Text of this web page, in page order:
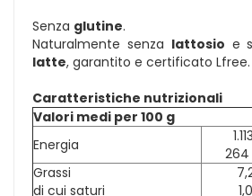
Senza glutine.
Naturalmente senza lattosio e
latte, garantito e certificato Lfree.
Caratteristiche nutrizionali
Valori medi per 100 g
Energia
264
Grassi
di cui saturi